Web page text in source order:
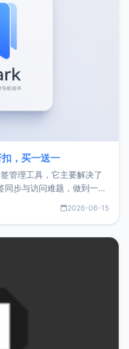
，买一送一
管理工具，它主要解决了
步与访问难题，做到一处
：
2026-06-15